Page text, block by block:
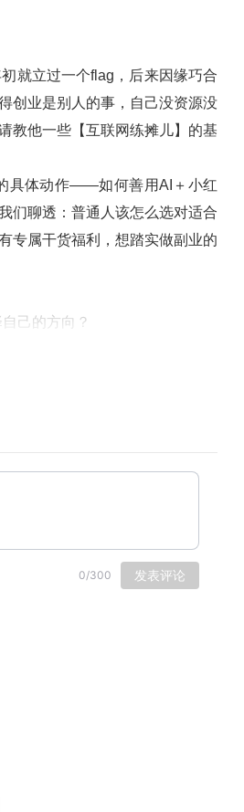
就立过一个flag，后来因缘巧合
创业是别人的事，自己没资源没
教他一些【互联网练摊儿】的基
具体动作——如何善用AI＋小红
们聊透：普通人该怎么选对适合
专属干货福利，想踏实做副业的
己的方向？
公园”，前100位听友可免费领
更新，欢迎订阅大兔公园！
0/300 发表评论